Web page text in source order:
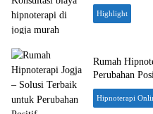
Highlight
Rumah
Perubahan
Hipnoterapi